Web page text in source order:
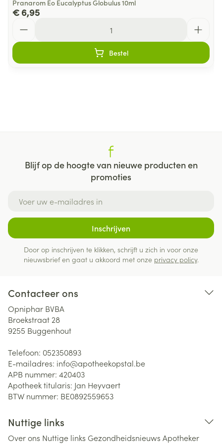
Pranarom Eo Eucalyptus Globulus 10ml
€ 6,95
Bestel
Blijf op de hoogte van nieuwe producten en
promoties
Inschrijven
Door op inschrijven te klikken, schrijft u zich in voor onze
nieuwsbrief en gaat u akkoord met onze privacy policy.
Contacteer ons
Opniphar BVBA
Broekstraat 28
9255 Buggenhout
Telefoon: 052350893
E-mailadres: info@apotheekopstal.be
APB nummer: 420403
Apotheek titularis: Jan Heyvaert
BTW nummer: BE0892559653
Nuttige links
Over ons Nuttige links Gezondheidsnieuws Apotheker